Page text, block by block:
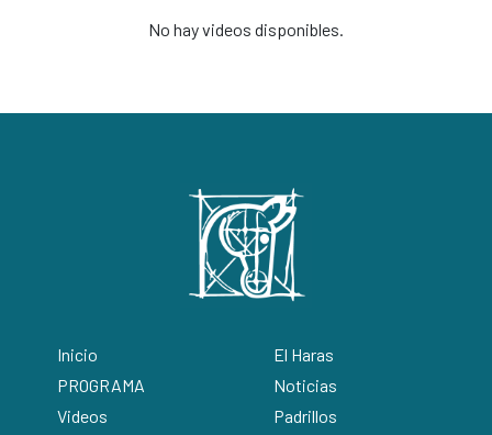
No hay videos disponibles.
Inicio
El Haras
PROGRAMA
Noticias
Videos
Padrillos